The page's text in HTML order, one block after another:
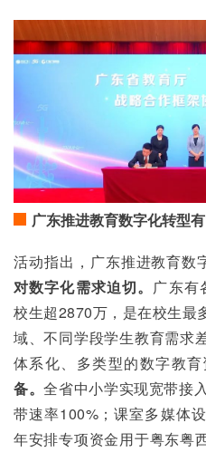
广东推进教育数字化转型
活动指出，广东推进教育数
对数字化需求迫切。 广东有
校生超2870万，是在校生最
域、不同学段学生教育需求
体系化、多类型的数字教育
备。全省中小学实现宽带接
带速率100%；课室多媒体
年安排专项资金用于粤东粤